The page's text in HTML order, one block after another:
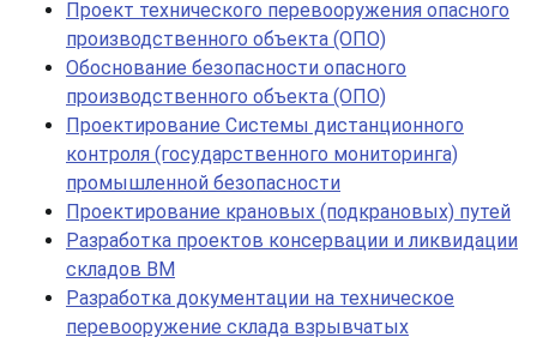
Проект технического перевооружения опасного
производственного объекта (ОПО)
Обоснование безопасности опасного
производственного объекта (ОПО)
Проектирование Системы дистанционного
контроля (государственного мониторинга)
промышленной безопасности
Проектирование крановых (подкрановых) путей
Разработка проектов консервации и ликвидации
складов ВМ
Разработка документации на техническое
перевооружение склада взрывчатых